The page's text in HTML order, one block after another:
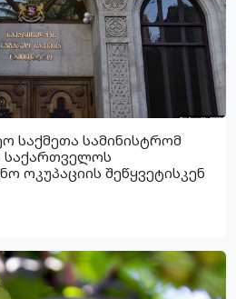
საქმეთა სამინისტრომ
საქართველოს
ოკუპაციის შეწყვეტისკენ